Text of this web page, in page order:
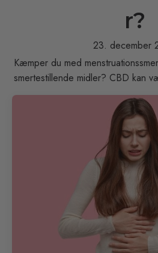
r?
23. december
Kæmper du med
smertestillende midler? CBD kan